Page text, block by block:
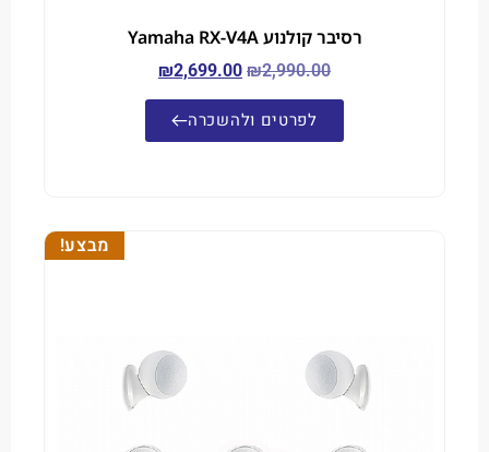
רסיבר קולנוע Yamaha RX-V4A
₪
₪2,699.00
לפרטים ולהשכרה